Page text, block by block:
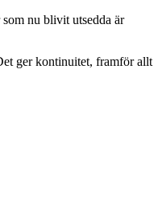
nu blivit utsedda är
ger kontinuitet, framför allt